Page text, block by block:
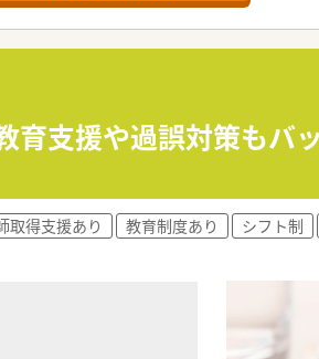
。
開発をしており、
育支援や過誤対策も
取得支援あり 教育制度あり シフト制